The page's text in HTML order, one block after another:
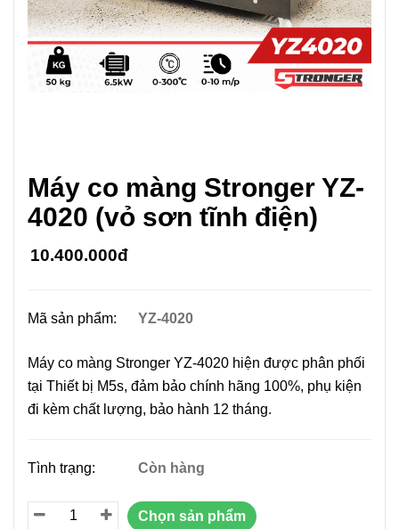
Máy co màng Stronger YZ-
4020 (vỏ sơn tĩnh điện)
10.400.000đ
Mã sản phẩm: YZ-4020
Máy co màng Stronger YZ-4020 hiện được phân phối
tại Thiết bị M5s, đảm bảo chính hãng 100%, phụ kiện
đi kèm chất lượng, bảo hành 12 tháng.
Tình trạng: Còn hàng
Chọn sản phẩm